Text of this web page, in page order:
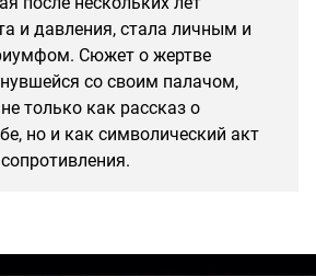
и давления, стала личным и
Сюжет о жертве
со своим палачом,
только как рассказ о
но и как символический акт